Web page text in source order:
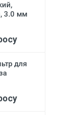
3.0 мм
для